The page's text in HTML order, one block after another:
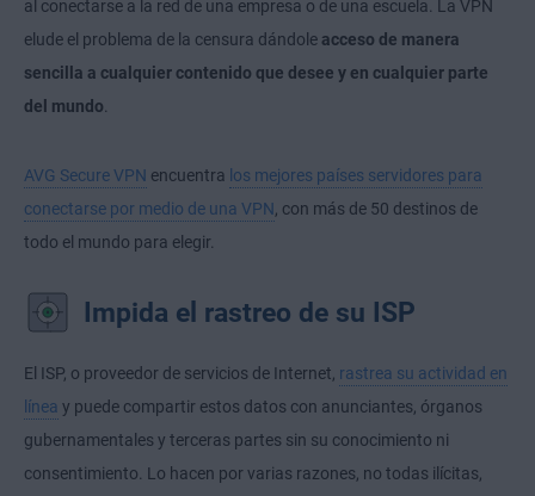
al conectarse a la red de una empresa o de una escuela. La VPN
elude el problema de la censura dándole acceso de manera
sencilla a cualquier contenido que desee y en cualquier parte
del mundo.
AVG Secure VPN encuentra los mejores países servidores para
conectarse por medio de una VPN, con más de 50 destinos de
todo el mundo para elegir.
Impida el rastreo de su ISP
El ISP, o proveedor de servicios de Internet, rastrea su actividad en
línea y puede compartir estos datos con anunciantes, órganos
gubernamentales y terceras partes sin su conocimiento ni
consentimiento. Lo hacen por varias razones, no todas ilícitas,